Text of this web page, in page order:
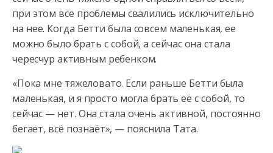
при этом все проблемы свалились исключительно
на нее. Когда Бетти была совсем маленькая, ее
можно было брать с собой, а сейчас она стала
чересчур активным ребенком.
«Пока мне тяжеловато. Если раньше Бетти была
маленькая, и я просто могла брать её с собой, то
сейчас — нет. Она стала очень активной, постоянно
бегает, всё познаёт», — пояснила Тата.